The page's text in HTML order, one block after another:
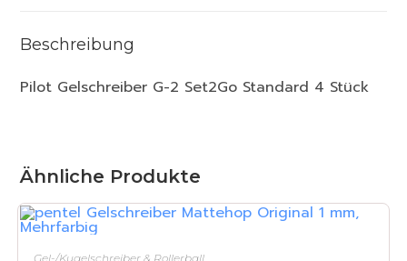
Beschreibung
Pilot Gelschreiber G-2 Set2Go Standard 4 Stück
Ähnliche Produkte
IN DEN WARENKORB
Gel-/Kugelschreiber & Rollerball